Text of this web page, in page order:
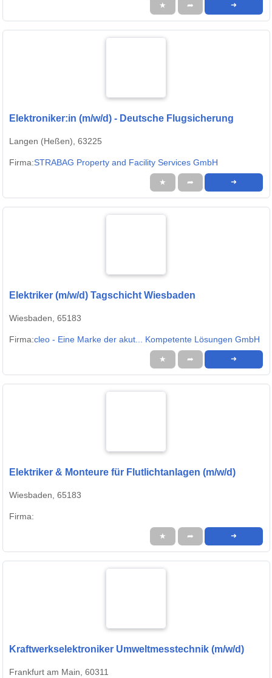
★ ➦ ➜
Elektroniker:in (m/w/d) - Deutsche Flugsicherung
Langen (Heßen), 63225
Firma:STRABAG Property and Facility Services GmbH
★ ➦ ➜
Elektriker (m/w/d) Tagschicht Wiesbaden
Wiesbaden, 65183
Firma:cleo - Eine Marke der akut... Kompetente Lösungen GmbH
★ ➦ ➜
Elektriker & Monteure für Flutlichtanlagen (m/w/d)
Wiesbaden, 65183
Firma:
★ ➦ ➜
Kraftwerkselektroniker Umweltmesstechnik (m/w/d)
Frankfurt am Main, 60311